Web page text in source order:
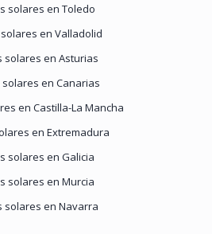
solares en Toledo
en Valladolid
solares en Asturias
solares en Canarias
en Castilla-La Mancha
en Extremadura
solares en Galicia
solares en Murcia
solares en Navarra